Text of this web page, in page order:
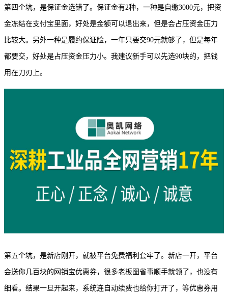
第四个坑，是保证金选错了。保证金有2种，一种是自缴3000元，把资
金冻结在支付宝里面，好处是金额可以退出来，但是会占压资金压力
比较大。另外一种是履约保证险，一年只要交90元就够了，但是每年
都要交，好处是占压资金压力小。我建议新手可以先选90块的，把钱
用在刀刃上。
第五个坑，是新店刚开，就被平台免费福利套牢了。新店一开，平台
会送你几百块的网销宝优惠券，很多老板图省事顺手就领了，也没有
细看。结果一旦开起来，系统连自动续费也给你打开了，等优惠券用